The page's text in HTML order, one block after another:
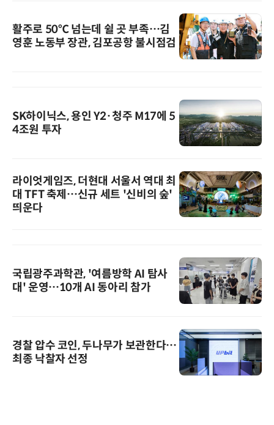
활주로 50℃ 넘는데 쉴 곳 부족…김
영훈 노동부 장관, 김포공항 불시점검
SK하이닉스, 용인 Y2·청주 M17에 5
4조원 투자
라이엇게임즈, 더현대 서울서 역대 최
대 TFT 축제…신규 세트 '신비의 숲'
띄운다
국립광주과학관, '여름방학 AI 탐사
대' 운영…10개 AI 동아리 참가
경찰 압수 코인, 두나무가 보관한다…
최종 낙찰자 선정